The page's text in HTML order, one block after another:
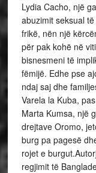
Lydia Cacho, një
abuzimit seksual
frikë, nën një
për pak kohë në
bisnesmeni të
fëmijë. Edhe pse
ndaj saj dhe
Varela la Kuba,
Marta Kumsa, një
drejtave Oromo,
burg pa pagesë
rojet e
regjimit të